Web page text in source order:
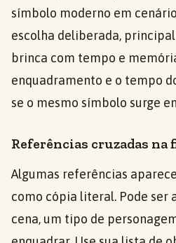
símbolo moderno em
escolha deliberada,
brinca com tempo e
enquadramento e o tempo
se o mesmo símbolo surge
Referências cruzadas na
Algumas referências
como cópia literal. Pode ser
cena, um tipo de